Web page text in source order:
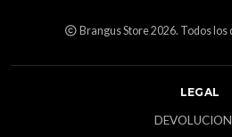
Brangus Store 2026. Todos
LEGAL